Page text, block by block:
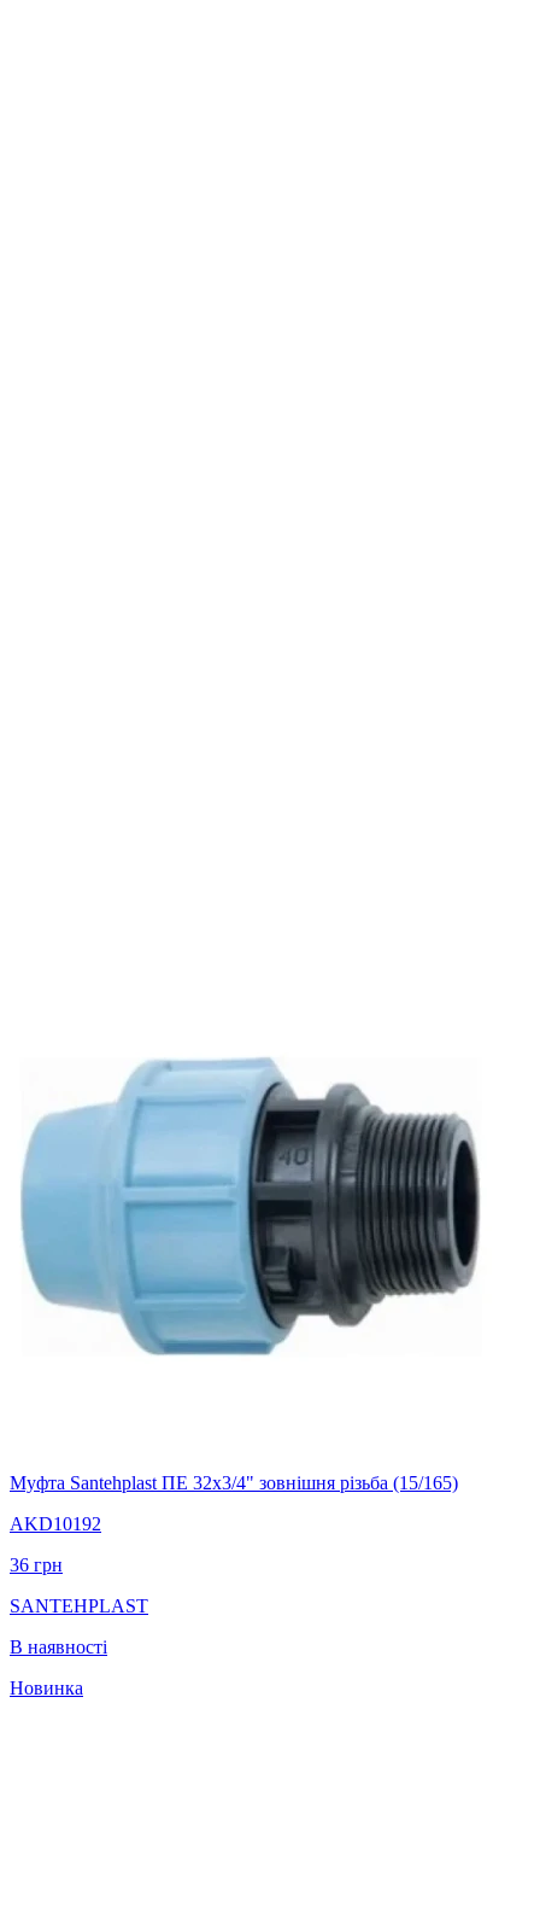
Муфта Santehplast ПЕ 32x3/4" зовнішня різьба (15/165)
AKD10192
36 грн
SANTEHPLAST
В наявності
Новинка